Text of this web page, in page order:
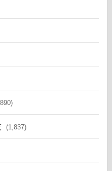
(1,837)